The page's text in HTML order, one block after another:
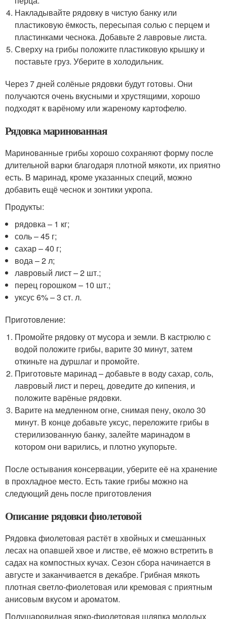
Накладывайте рядовку в чистую банку или
пластиковую ёмкость, пересыпая солью с перцем и
пластинками чеснока. Добавьте 2 лавровые листа.
Сверху на грибы положите пластиковую крышку и
поставьте груз. Уберите в холодильник.
Через 7 дней солёные рядовки будут готовы. Они
получаются очень вкусными и хрустящими, хорошо
подходят к варёному или жареному картофелю.
Рядовка маринованная
Маринованные грибы хорошо сохраняют форму после
длительной варки благодаря плотной мякоти, их приятно
есть. В маринад, кроме указанных специй, можно
добавить ещё чеснок и зонтики укропа.
Продукты:
рядовка – 1 кг;
соль – 45 г;
сахар – 40 г;
вода – 2 л;
лавровый лист – 2 шт.;
перец горошком – 10 шт.;
уксус 6% – 3 ст. л.
Приготовление:
Промойте рядовку от мусора и земли. В кастрюлю с
водой положите грибы, варите 30 минут, затем
откиньте на дуршлаг и промойте.
Приготовьте маринад – добавьте в воду сахар, соль,
лавровый лист и перец, доведите до кипения, и
положите варёные рядовки.
Варите на медленном огне, снимая пену, около 30
минут. В конце добавьте уксус, переложите грибы в
стерилизованную банку, залейте маринадом в
котором они варились, и плотно укупорьте.
После остывания консервации, уберите её на хранение
в прохладное место. Есть такие грибы можно на
следующий день после приготовления
Описание рядовки фиолетовой
Рядовка фиолетовая растёт в хвойных и смешанных
лесах на опавшей хвое и листве, её можно встретить в
садах на компостных кучах. Сезон сбора начинается в
августе и заканчивается в декабре. Грибная мякоть
плотная светло-фиолетовая или кремовая с приятным
анисовым вкусом и ароматом.
Полушаровидная ярко-фиолетовая шляпка молодых